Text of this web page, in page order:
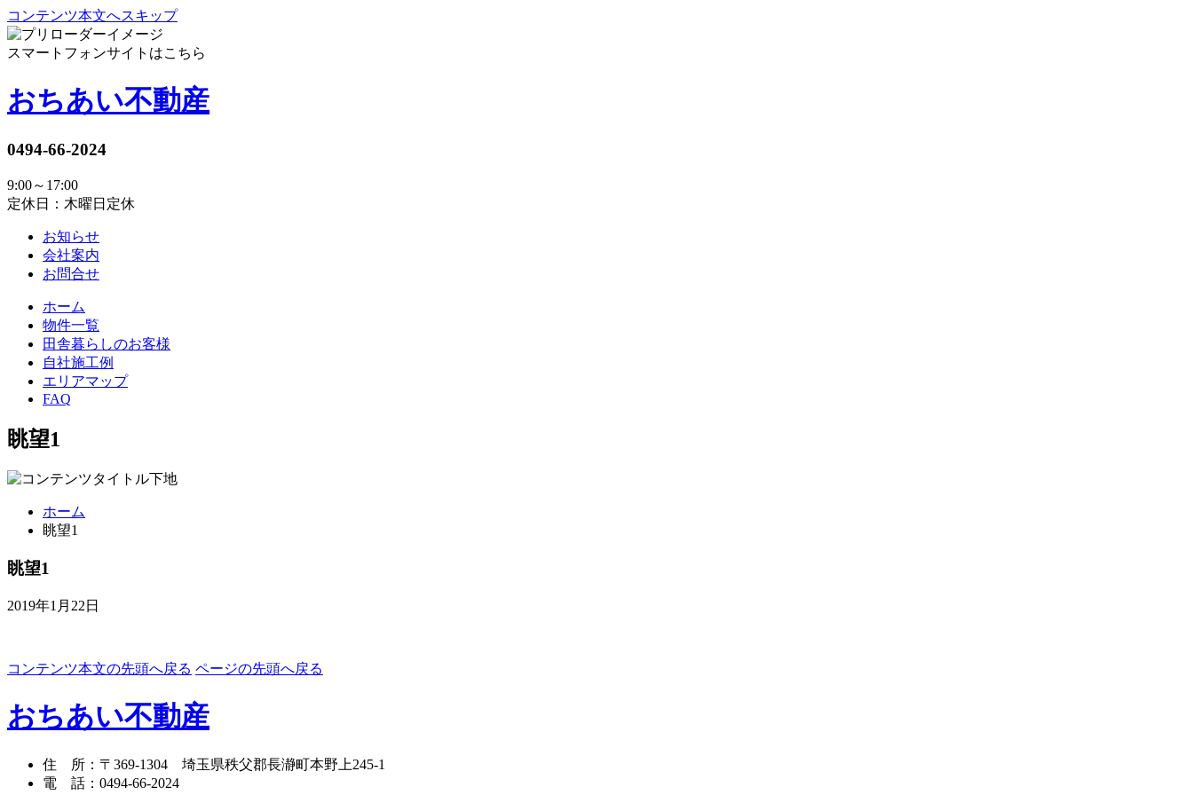
コンテンツ本文へスキップ
スマートフォンサイトはこちら
おちあい不動産
0494-66-2024
9:00～17:00
定休日：木曜日定休
お知らせ
会社案内
お問合せ
ホーム
物件一覧
田舎暮らしのお客様
自社施工例
エリアマップ
FAQ
眺望1
ホーム
眺望1
眺望1
2019年1月22日
コンテンツ本文の先頭へ戻る ページの先頭へ戻る
おちあい不動産
住 所 ： 〒369-1304 埼玉県秩父郡長瀞町本野上245-1
電 話 ： 0494-66-2024